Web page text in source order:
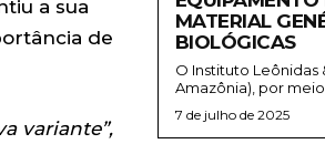
a sua
de
variante”,
MATERIAL
BIOLÓGICAS
O Instituto Leônidas
Amazônia), por
7 de julho de 2025